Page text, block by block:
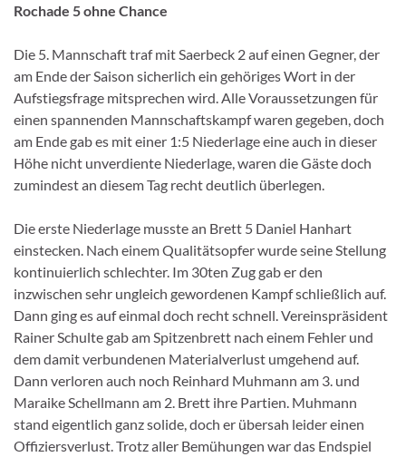
Rochade 5 ohne Chance
Die 5. Mannschaft traf mit Saerbeck 2 auf einen Gegner, der
am Ende der Saison sicherlich ein gehöriges Wort in der
Aufstiegsfrage mitsprechen wird. Alle Voraussetzungen für
einen spannenden Mannschaftskampf waren gegeben, doch
am Ende gab es mit einer 1:5 Niederlage eine auch in dieser
Höhe nicht unverdiente Niederlage, waren die Gäste doch
zumindest an diesem Tag recht deutlich überlegen.
Die erste Niederlage musste an Brett 5 Daniel Hanhart
einstecken. Nach einem Qualitätsopfer wurde seine Stellung
kontinuierlich schlechter. Im 30ten Zug gab er den
inzwischen sehr ungleich gewordenen Kampf schließlich auf.
Dann ging es auf einmal doch recht schnell. Vereinspräsident
Rainer Schulte gab am Spitzenbrett nach einem Fehler und
dem damit verbundenen Materialverlust umgehend auf.
Dann verloren auch noch Reinhard Muhmann am 3. und
Maraike Schellmann am 2. Brett ihre Partien. Muhmann
stand eigentlich ganz solide, doch er übersah leider einen
Offiziersverlust. Trotz aller Bemühungen war das Endspiel